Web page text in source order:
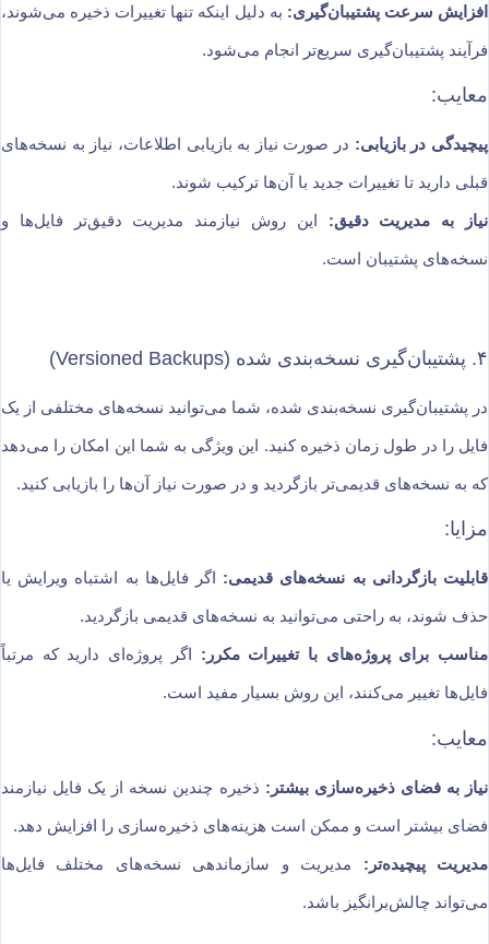
افزایش سرعت پشتیبان‌گیری: به دلیل اینکه تنها تغییرات ذخیره می‌شوند،
فرآیند پشتیبان‌گیری سریع‌تر انجام می‌شود.
معایب:
پیچیدگی در بازیابی: در صورت نیاز به بازیابی اطلاعات، نیاز به نسخه‌های
قبلی دارید تا تغییرات جدید با آن‌ها ترکیب شوند.
نیاز به مدیریت دقیق: این روش نیازمند مدیریت دقیق‌تر فایل‌ها و
نسخه‌های پشتیبان است.
۴. پشتیبان‌گیری نسخه‌بندی شده (Versioned Backups)
در پشتیبان‌گیری نسخه‌بندی شده، شما می‌توانید نسخه‌های مختلفی از یک
فایل را در طول زمان ذخیره کنید. این ویژگی به شما این امکان را می‌دهد
که به نسخه‌های قدیمی‌تر بازگردید و در صورت نیاز آن‌ها را بازیابی کنید.
مزایا:
قابلیت بازگردانی به نسخه‌های قدیمی: اگر فایل‌ها به اشتباه ویرایش یا
حذف شوند، به راحتی می‌توانید به نسخه‌های قدیمی بازگردید.
مناسب برای پروژه‌های با تغییرات مکرر: اگر پروژه‌ای دارید که مرتباً
فایل‌ها تغییر می‌کنند، این روش بسیار مفید است.
معایب:
نیاز به فضای ذخیره‌سازی بیشتر: ذخیره چندین نسخه از یک فایل نیازمند
فضای بیشتر است و ممکن است هزینه‌های ذخیره‌سازی را افزایش دهد.
مدیریت پیچیده‌تر: مدیریت و سازماندهی نسخه‌های مختلف فایل‌ها
می‌تواند چالش‌برانگیز باشد.